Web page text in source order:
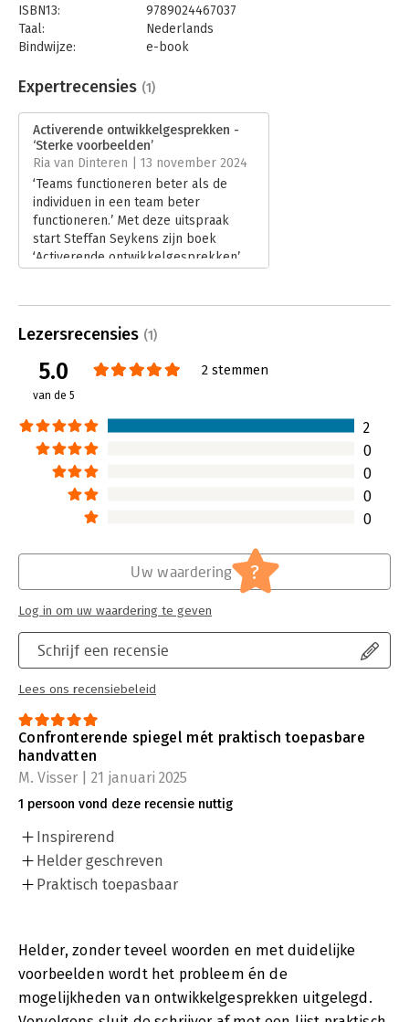
ISBN13:
9789024467037
Taal:
Nederlands
Bindwijze:
e-book
Bestandsformaat:
epub
Uitgever:
Boom
Druk:
1
Verschijningsdatum:
27-8-2024
Hoofdrubriek: Personeelsmanagement
Expertrecensies (1)
Activerende ontwikkelgesprekken -
‘Sterke voorbeelden’
Ria van Dinteren | 13 november 2024
‘Teams functioneren beter als de
individuen in een team beter
functioneren.’ Met deze uitspraak
start Steffan Seykens zijn boek
‘Activerende ontwikkelgesprekken’.
gesprekken met je medewerkers
gedrag te komen?
Lezersrecensies (1)
5.0
van de 5
2 stemmen
2
0
0
0
0
Schrijf een recensie
Lees ons recensiebeleid
Uw waardering ?
Log in om uw waardering te geven
Confronterende spiegel mét praktisch toepasbare
handvatten
M. Visser | 21 januari 2025
1 persoon vond deze recensie nuttig
Inspirerend
Helder geschreven
Praktisch toepasbaar
Helder, zonder teveel woorden en met duidelijke
voorbeelden wordt het probleem én de
mogelijkheden van ontwikkelgesprekken uitgelegd.